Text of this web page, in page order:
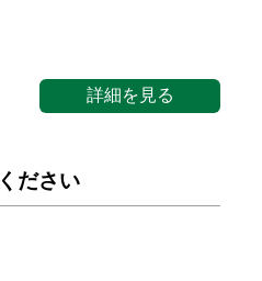
詳細を見る
ださい